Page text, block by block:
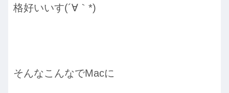
格好いいす(´∀｀*)
そんなこんなでMacに